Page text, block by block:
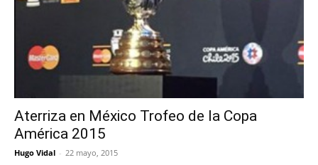
Aterriza en México Trofeo de la Copa
América 2015
Hugo Vidal - 22 mayo, 2015